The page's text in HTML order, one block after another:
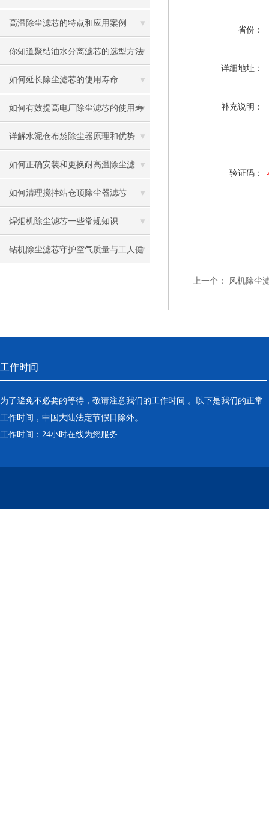
高温除尘滤芯的特点和应用案例
你知道聚结油水分离滤芯的选型方法
是什么么
如何延长除尘滤芯的使用寿命
如何有效提高电厂除尘滤芯的使用寿
命
详解水泥仓布袋除尘器原理和优势
如何正确安装和更换耐高温除尘滤
芯？
如何清理搅拌站仓顶除尘器滤芯
焊烟机除尘滤芯一些常规知识
钻机除尘滤芯守护空气质量与工人健
省份：
详细地址：
补充说明：
验证码：
上一个： 风机除尘
工作时间
为了避免不必要的等待，敬请注意我们的工作时间 。以下是我们的正常
工作时间，中国大陆法定节假日除外。
工作时间：24小时在线为您服务